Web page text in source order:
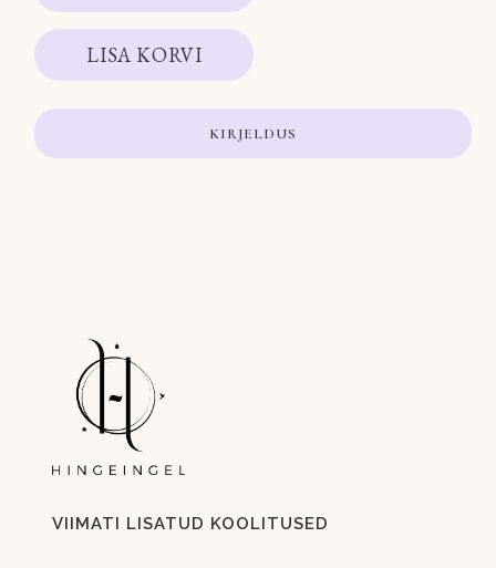
LISA KORVI
KIRJELDUS
VIIMATI LISATUD KOOLITUSED